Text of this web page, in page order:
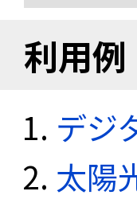
利用例
デジ
太陽